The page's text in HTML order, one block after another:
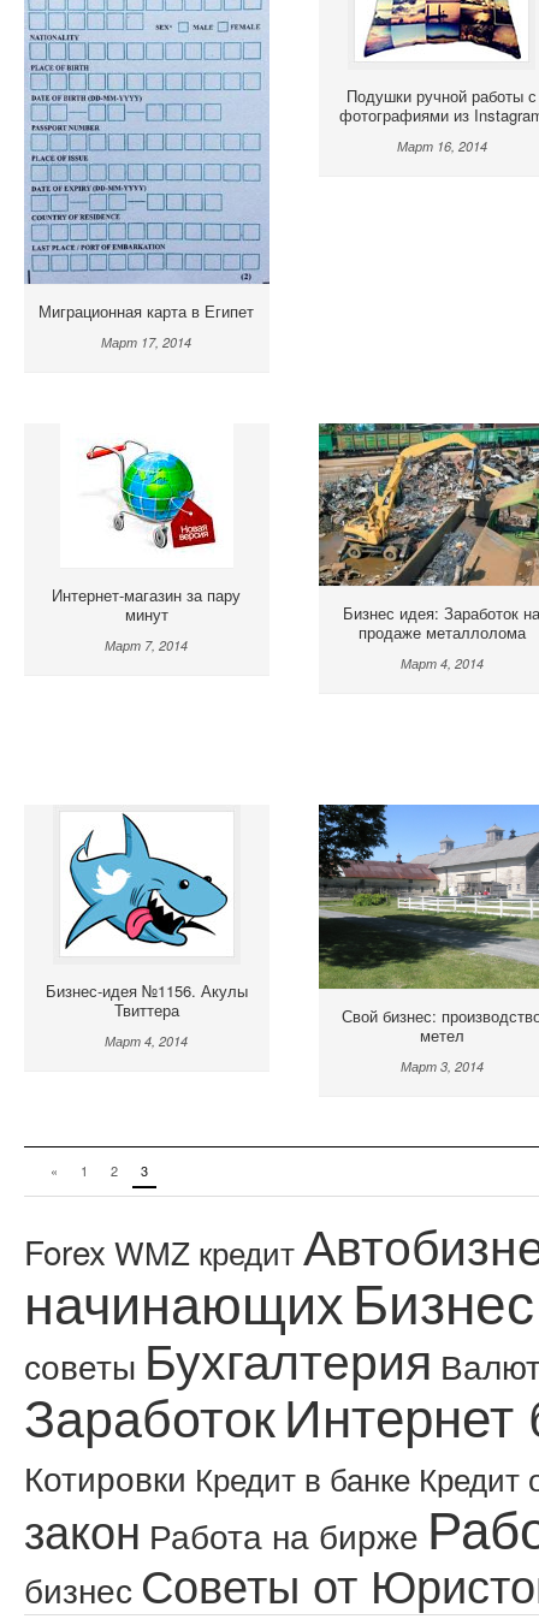
Миграционная карта в Египет
Март 17, 2014
Подушки ручной работы с
фотографиями из
Март 16, 2014
Интернет-магазин за пару
минут
Март 7, 2014
Бизнес идея: Заработок
продаже металлолома
Март 4, 2014
Бизнес-идея №1156. Акулы
Твиттера
Март 4, 2014
Свой бизнес:
метел
Март 3, 2014
« 1 2 3
Forex WMZ кредит
начинающих
советы Бухгалтерия
ЗаработокИнтернет
Котировки Кредит в банке Кредит
закон Работа на бирже
бизнес Советы от